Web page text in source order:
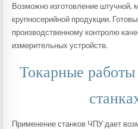
Возможно изготовление штучной,
крупносерийной продукции.
производственному контролю
измерительных устройств.
Токарные
Применение станков ЧПУ дает